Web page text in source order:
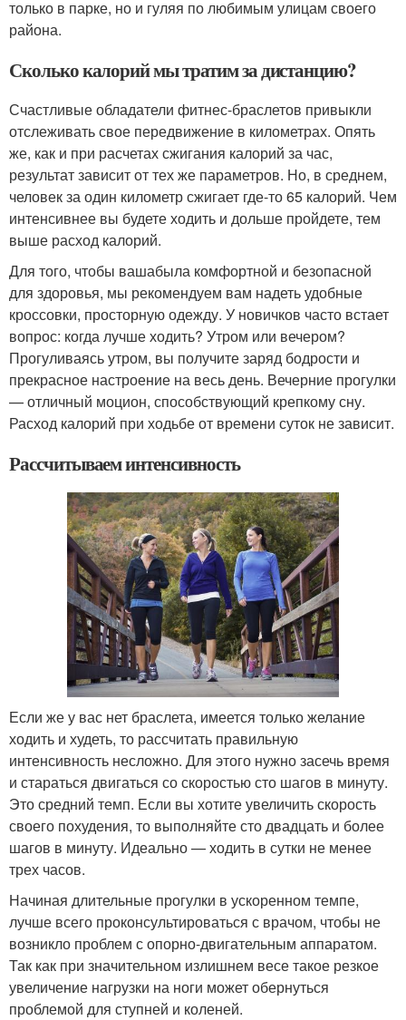
только в парке, но и гуляя по любимым улицам своего
района.
Сколько калорий мы тратим за дистанцию?
Счастливые обладатели фитнес-браслетов привыкли
отслеживать свое передвижение в километрах. Опять
же, как и при расчетах сжигания калорий за час,
результат зависит от тех же параметров. Но, в среднем,
человек за один километр сжигает где-то 65 калорий. Чем
интенсивнее вы будете ходить и дольше пройдете, тем
выше расход калорий.
Для того, чтобы вашабыла комфортной и безопасной
для здоровья, мы рекомендуем вам надеть удобные
кроссовки, просторную одежду. У новичков часто встает
вопрос: когда лучше ходить? Утром или вечером?
Прогуливаясь утром, вы получите заряд бодрости и
прекрасное настроение на весь день. Вечерние прогулки
— отличный моцион, способствующий крепкому сну.
Расход калорий при ходьбе от времени суток не зависит.
Рассчитываем интенсивность
Если же у вас нет браслета, имеется только желание
ходить и худеть, то рассчитать правильную
интенсивность несложно. Для этого нужно засечь время
и стараться двигаться со скоростью сто шагов в минуту.
Это средний темп. Если вы хотите увеличить скорость
своего похудения, то выполняйте сто двадцать и более
шагов в минуту. Идеально — ходить в сутки не менее
трех часов.
Начиная длительные прогулки в ускоренном темпе,
лучше всего проконсультироваться с врачом, чтобы не
возникло проблем с опорно-двигательным аппаратом.
Так как при значительном излишнем весе такое резкое
увеличение нагрузки на ноги может обернуться
проблемой для ступней и коленей.